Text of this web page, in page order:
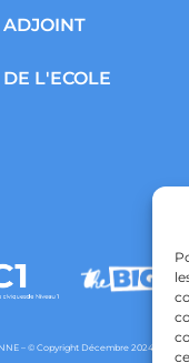
ADJOINT
L'ECOLE
– © Copyright Décembre 2024 –